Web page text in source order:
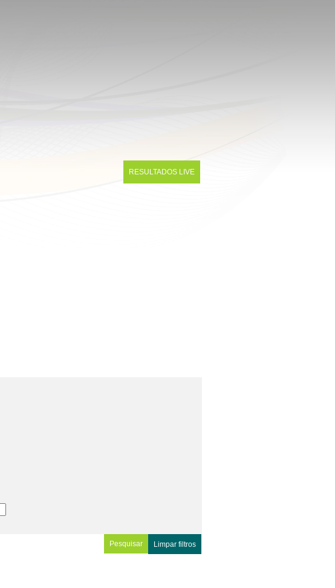
RESULTADOS LIVE
Limpar filtros